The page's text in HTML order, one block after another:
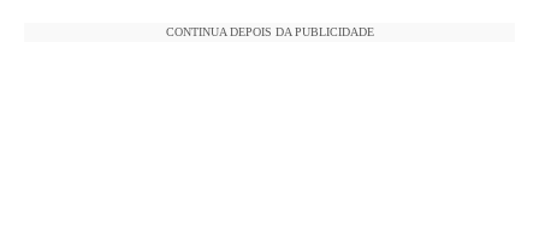
CONTINUA DEPOIS DA PUBLICIDADE